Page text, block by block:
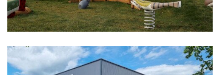
Legyen szó aktív és passzív pihenésről, Bükfürdő minden igényt
kielégít. Programok, szálláslehetőségek és információk kapcsán
keresse fel honlapunkat!